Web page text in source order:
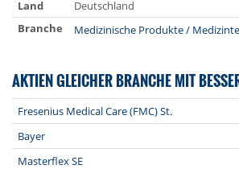
Land
Deutschland
Branche
Medizinische Produkte /
AKTIEN GLEICHER BRANCHE MIT
Fresenius Medical Care (FMC) St.
Bayer
Masterflex SE